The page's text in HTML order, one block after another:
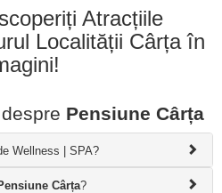
Atracțiile
Localității Cârța în
Pensiune Cârța
Wellness | SPA?
Cârța?